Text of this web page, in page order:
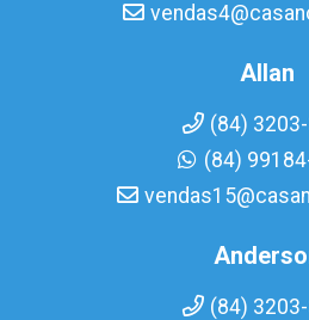
Allan
(84)
(84)
(84)